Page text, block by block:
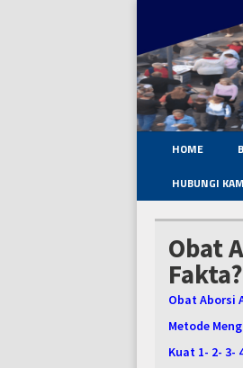
HOME
HUBUNGI
Obat
Obat Aborsi
Metode
Kuat 1- 2- 3-